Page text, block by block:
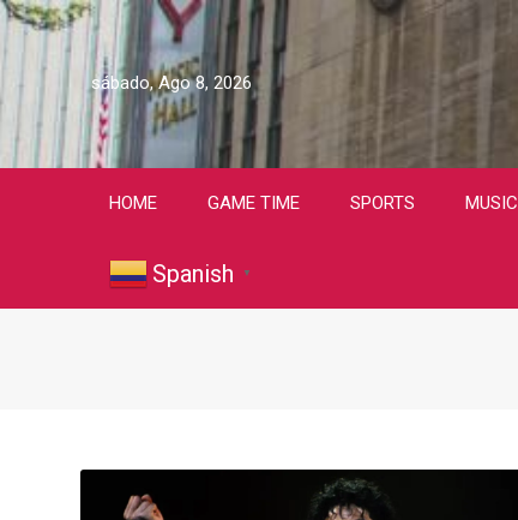
sábado, Ago 8, 2026
HOME GAME TIME SPORTS MUSIC
Spanish ▼